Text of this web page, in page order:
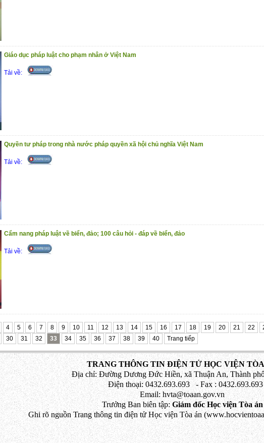
Giáo dục pháp luật cho phạm nhân ở Việt Nam
Tải về:
Quyền tư pháp trong nhà nước pháp quyền xã hội chủ nghĩa Việt Nam
Tải về:
Cẩm nang pháp luật về biển, đảo; 100 câu hỏi - đáp về biển, đảo
Tải về:
4 5 6 7 8 9 10 11 12 13 14 15 16 17 18 19 20 21 22
30 31 32 33 34 35 36 37 38 39 40 Trang tiếp
TRANG THÔNG TIN ĐIỆN TỬ HỌC VIỆN
Địa chỉ: Đường Dương Đức Hiền, xã Thuận An, Thành
Điện thoại: 0432.693.693 - Fax : 0432.693.693
Email: hvta@toaan.gov.vn
Trưởng Ban biên tập:Giám đốc Học viện Tòa án
Ghi rõ nguồn Trang thông tin điện tử Học viện Tòa án